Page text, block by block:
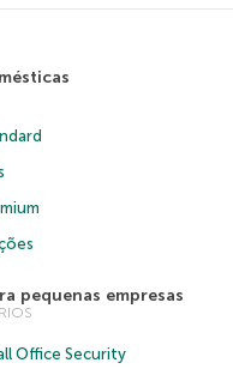
pequenas empresas
Office Security